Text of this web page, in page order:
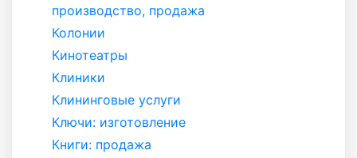
производство, продажа
Колонии
Кинотеатры
Клиники
Клининговые услуги
Ключи: изготовление
Книги: продажа